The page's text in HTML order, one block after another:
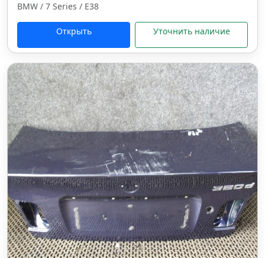
BMW / 7 Series / E38
Открыть Уточнить наличие